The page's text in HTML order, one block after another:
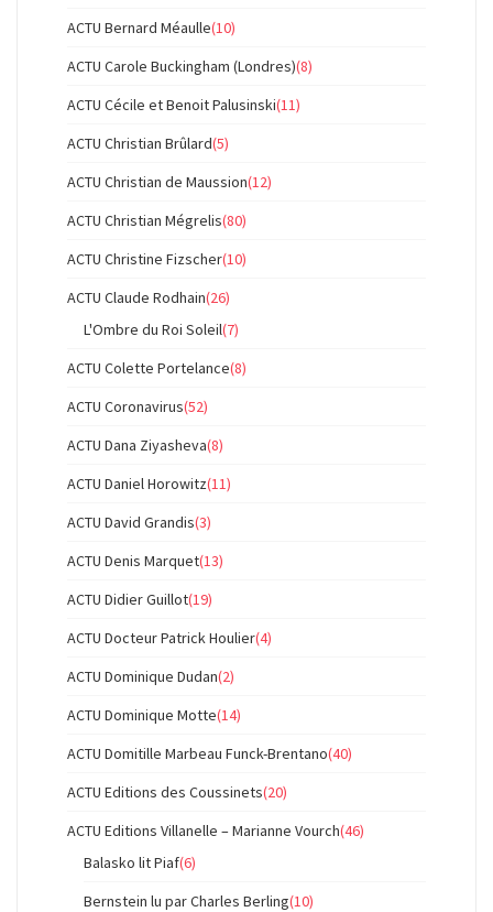
ACTU Bernard Méaulle(10)
ACTU Carole Buckingham (Londres)(8)
ACTU Cécile et Benoit Palusinski(11)
ACTU Christian Brûlard(5)
ACTU Christian de Maussion(12)
ACTU Christian Mégrelis(80)
ACTU Christine Fizscher(10)
ACTU Claude Rodhain(26)
L'Ombre du Roi Soleil(7)
ACTU Colette Portelance(8)
ACTU Coronavirus(52)
ACTU Dana Ziyasheva(8)
ACTU Daniel Horowitz(11)
ACTU David Grandis(3)
ACTU Denis Marquet(13)
ACTU Didier Guillot(19)
ACTU Docteur Patrick Houlier(4)
ACTU Dominique Dudan(2)
ACTU Dominique Motte(14)
ACTU Domitille Marbeau Funck-Brentano(40)
ACTU Editions des Coussinets(20)
ACTU Editions Villanelle – Marianne Vourch(46)
Balasko lit Piaf(6)
Bernstein lu par Charles Berling(10)